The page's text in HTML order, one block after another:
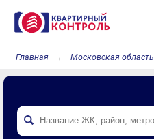
Главная Московская область